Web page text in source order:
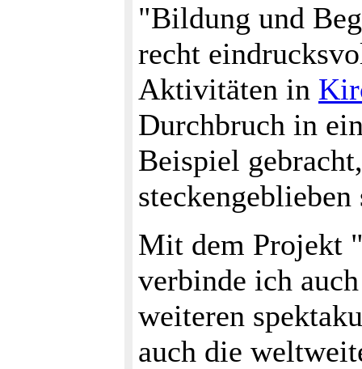
"Bildung und
recht
Aktivitäten in
Durchbruch in
Beispiel
steckengeblieben
Mit dem Projekt
verbinde ich
weiteren
auch die